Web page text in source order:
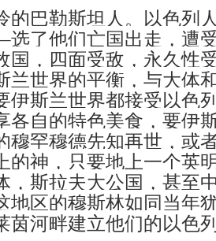
的巴勒斯坦人。以色列
了他们亡国出走，遭
国，四面受敌，永久性
兰世界的平衡，与大体
伊斯兰世界都接受以色
各自的特色美食，要伊
穆罕穆德先知再世，或
的神，只要地上一个英
，斯拉夫大公国，甚至
地区的穆斯林如同当年
茵河畔建立他们的以色